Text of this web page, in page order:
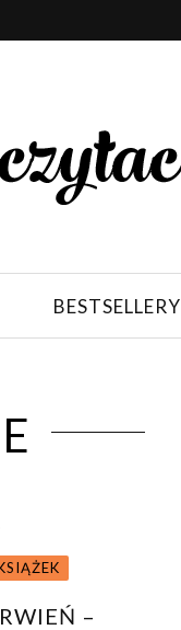
BESTSELLERY
–